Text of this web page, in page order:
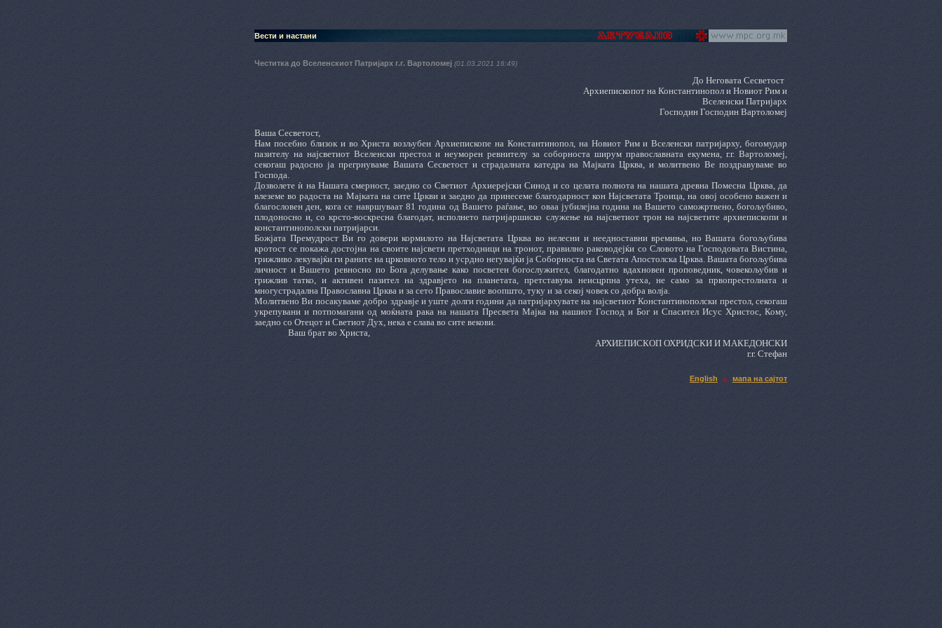
Вести и настани
Честитка до Вселенскиот Патријарх г.г. Вартоломеј (01.03.2021 16:49)
До Неговата Сесветост
Архиепископот на Константинопол и Новиот Рим и
Вселенски Патријарх
Господин Господин Вартоломеј
Ваша Сесветост,
Нам посебно близок и во Христа возљубен Архиепископе на Константинопол, на Новиот Рим и Вселенски патријарху, богомудар
пазителу на најсветиот Вселенски престол и неуморен ревнителу за соборноста ширум православната екумена, г.г. Вартоломеј,
секогаш радосно ја прегрнуваме Вашата Сесветост и страдалната катедра на Мајката Црква, и молитвено Ве поздравуваме во
Господа.
Дозволете ѝ на Нашата смерност, заедно со Светиот Архиерејски Синод и со целата полнота на нашата древна Помесна Црква, да
влеземе во радоста на Мајката на сите Цркви и заедно да принесеме благодарност кон Најсветата Троица, на овој особено важен и
благословен ден, кога се навршуваат 81 година од Вашето раѓање, во оваа јубилејна година на Вашето саможртвено, богољубиво,
плодоносно и, со крсто-воскресна благодат, исполнето патријаршиско служење на најсветиот трон на најсветите архиепископи и
константинополски патријарси.
Божјата Премудрост Ви го довери кормилото на Најсветата Црква во нелесни и неедноставни времиња, но Вашата богољубива
кротост се покажа достојна на своите најсвети претходници на тронот, правилно раководејќи со Словото на Господовата Вистина,
грижливо лекувајќи ги раните на црковното тело и усрдно негувајќи ја Соборноста на Светата Апостолска Црква. Вашата богољубива
личност и Вашето ревносно по Бога делување како посветен богослужител, благодатно вдахновен проповедник, човекољубив и
грижлив татко, и активен пазител на здравјето на планетата, претставува неисцрпна утеха, не само за првопрестолната и
многустрадална Православна Црква и за сето Православие воопшто, туку и за секој човек со добра волја.
Молитвено Ви посакуваме добро здравје и уште долги години да патријархувате на најсветиот Константинополски престол, секогаш
укрепувани и потпомагани од моќната рака на нашата Пресвета Мајка на нашиот Господ и Бог и Спасител Исус Христос, Кому,
заедно со Отецот и Светиот Дух, нека е слава во сите векови.
Ваш брат во Христа,
АРХИЕПИСКОП ОХРИДСКИ И МАКЕДОНСКИ
г.г. Стефан
English мапа на сајтот